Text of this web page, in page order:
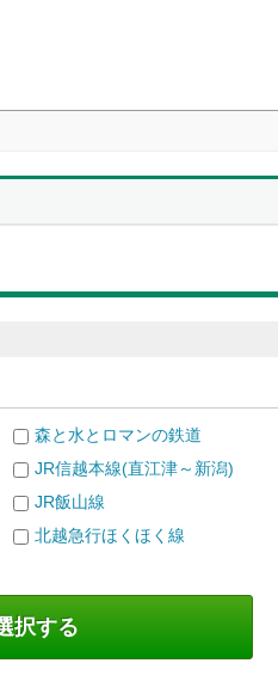
森と水とロマンの鉄道
JR信越本線(直江津～新潟)
JR飯山線
北越急行ほくほく線